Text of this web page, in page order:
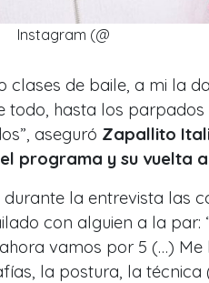
Instagram (@
clases de baile, a mi la
todo, hasta los
aseguró Zapallito
programa y su vuelta
la entrevista las
con alguien a la par:
vamos por 5 (…) Me
la postura, la técnica